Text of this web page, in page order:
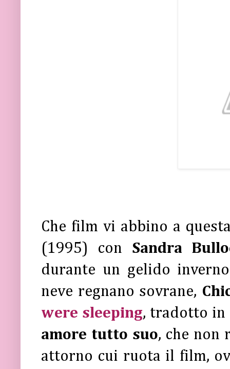
Che film vi abbino a
(1995) con Sandra
durante un gelido
neve regnano sovrane,
were sleeping, tradotto in
amore tutto suo, che non
attorno cui ruota il film,